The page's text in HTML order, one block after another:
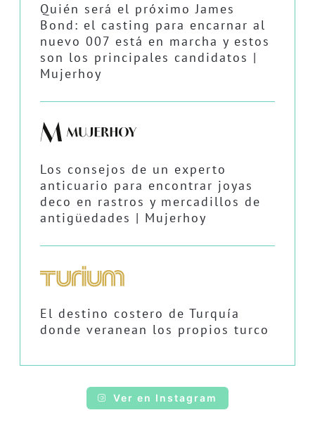
Quién será el próximo James
Bond: el casting para encarnar al
nuevo 007 está en marcha y estos
son los principales candidatos |
Mujerhoy
Los consejos de un experto
anticuario para encontrar joyas
deco en rastros y mercadillos de
antigüedades | Mujerhoy
El destino costero de Turquía
donde veranean los propios turco
Ver en Instagram